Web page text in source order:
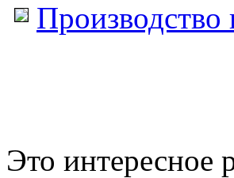
Производство
Это интересное